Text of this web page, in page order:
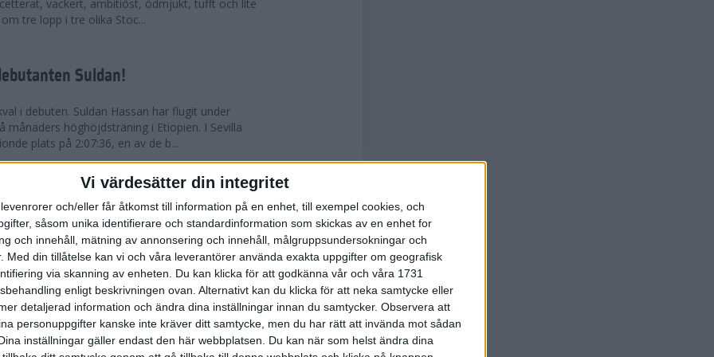
Vi värdesätter din integritet
och/eller får åtkomst till information på en enhet, till exempel cookies, och
såsom unika identifierare och standardinformation som skickas av en enhet for
och innehåll, mätning av annonsering och innehåll, målgruppsundersokningar och
Med din tillåtelse kan vi och våra leverantörer använda exakta uppgifter om geografisk
via skanning av enheten. Du kan klicka för att godkänna vår och våra 1731
enligt beskrivningen ovan. Alternativt kan du klicka för att neka samtycke eller
detaljerad information och ändra dina inställningar innan du samtycker. Observera att
personuppgifter kanske inte kräver ditt samtycke, men du har rätt att invända mot sådan
inställningar gäller endast den här webbplatsen. Du kan när som helst ändra dina
vackert, ambitiöst, ödmjukt, tufft och lite
tre lopp i tre olika Stoc...
Suldan!
i debuten. Suldan Hassan har flugit under
månaders höghöjdsträning i Etiopien. I Sevilla
plats på 2:07:36, en av de b...
Marathon utvecklades till den mest
maratons historia. Suldan Hassan
rekord, 2:07:36. Även Carolina Wikström klarade
utmanande intervaller på skidor